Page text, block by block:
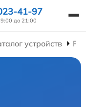
41-97
до 21:00
устройств